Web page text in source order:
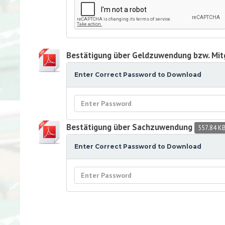
Bestätigung über Geldzuwendung bzw.
Enter Correct Password to Download
Bestätigung über Sachzuwendung 557.84 KB
Enter Correct Password to Download